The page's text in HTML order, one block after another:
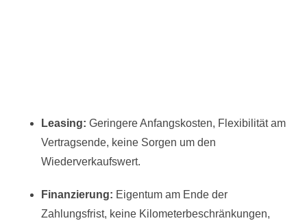
Leasing: Geringere Anfangskosten, Flexibilität am
Vertragsende, keine Sorgen um den
Wiederverkaufswert.
Finanzierung: Eigentum am Ende der
Zahlungsfrist, keine Kilometerbeschränkungen,